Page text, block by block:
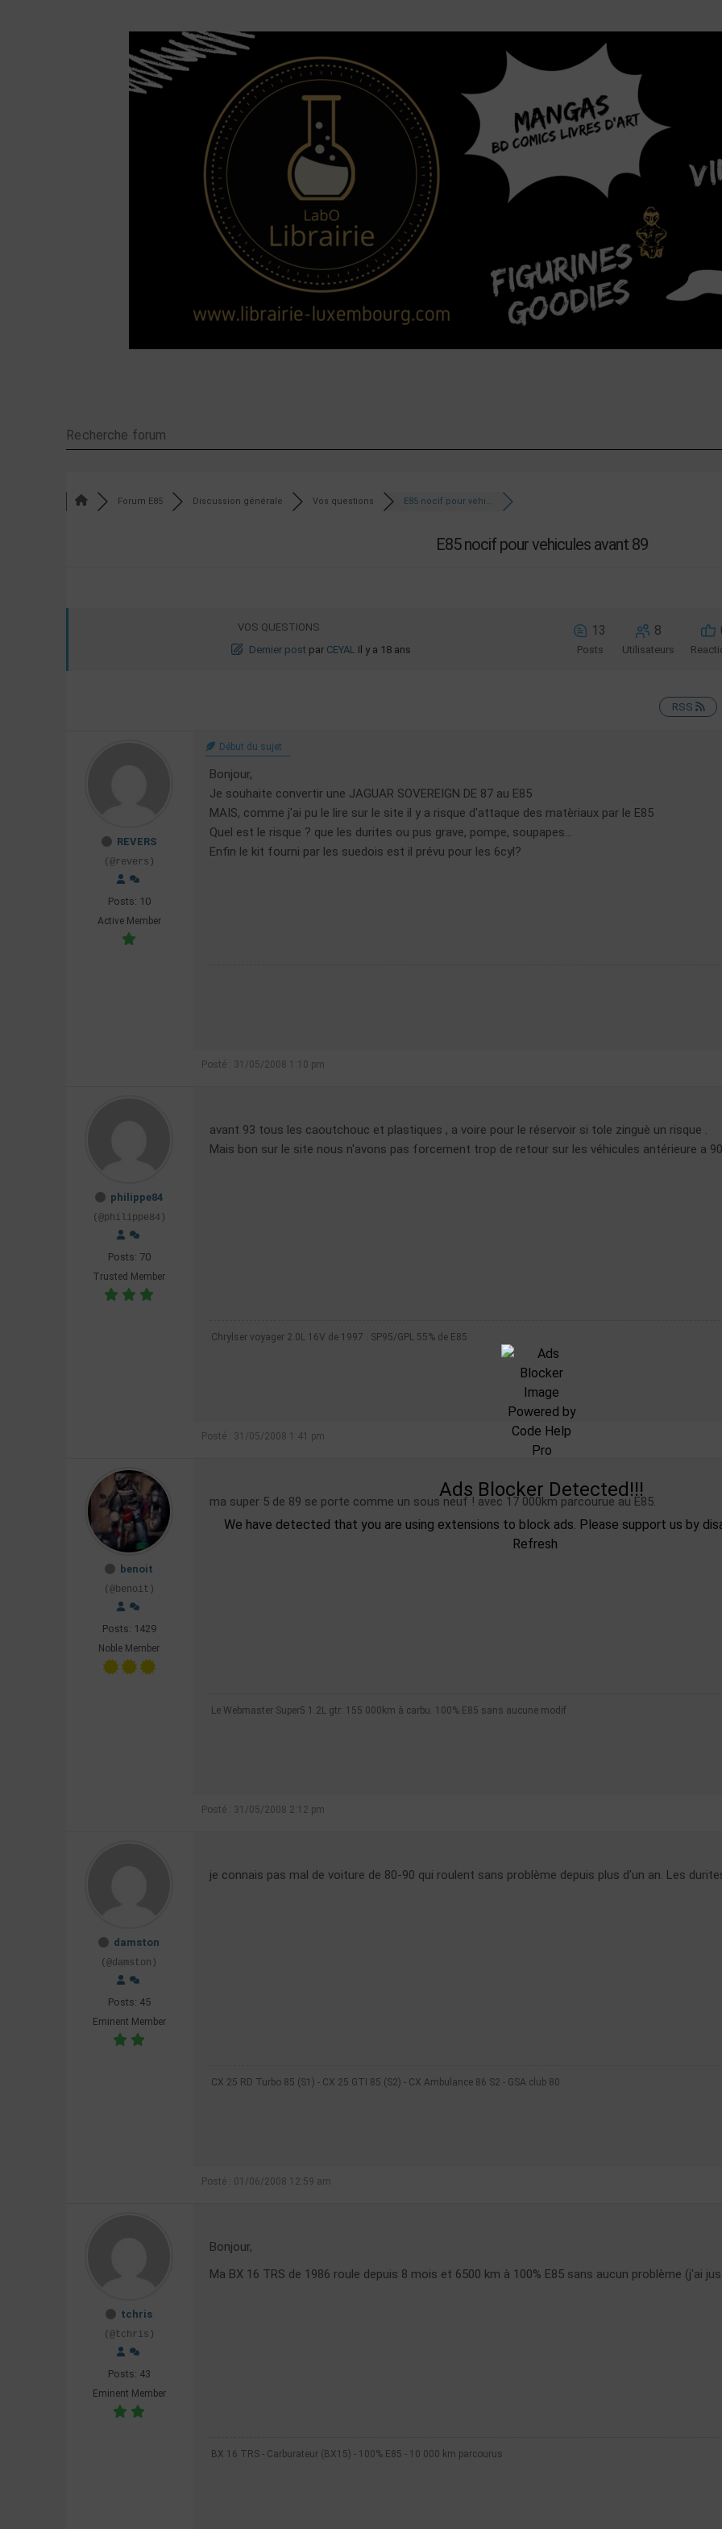
Forum E85 Discussion générale Vos questions E85 nocif pour vehi...
E85 nocif pour vehicules avant 89
VOS QUESTIONS
Dernier post par CEYAL Il y a 18 ans
13
Posts
8
Utilisateurs
RSS
REVERS
(@revers)
Posts: 10
Active Member
Début du sujet
Bonjour,
Je souhaite convertir une JAGUAR SOVEREIGN DE 87 au E85
MAIS, comme j'ai pu le lire sur le site il y a risque d'attaque des matèriaux par le E85
Quel est le risque ? que les durites ou pus grave, pompe, soupapes...
Enfin le kit fourni par les suedois est il prévu pour les 6cyl?
Posté : 31/05/2008 1:10 pm
philippe84
(@philippe84)
Posts: 70
Trusted Member
avant 93 tous les caoutchouc et plastiques , a voire pour le réservoir si tole zinguè un risque .
Mais bon sur le site nous n'avons pas forcement trop de retour sur les véhicules antérieure a
Chrylser voyager 2.0L 16V de 1997 . SP95/GPL 55% de E85
Posté : 31/05/2008 1:41 pm
benoit
(@benoit)
Posts: 1429
Noble Member
ma super 5 de 89 se porte comme un sous neuf ! avec 17 000km parcourue au E85.
Le Webmaster Super5 1.2L gtr: 155 000km à carbu. 100% E85 sans aucune modif
Posté : 31/05/2008 2:12 pm
damston
(@damston)
Posts: 45
Eminent Member
je connais pas mal de voiture de 80-90 qui roulent sans problème depuis plus d'un an. Les
CX 25 RD Turbo 85 (S1) - CX 25 GTI 85 (S2) - CX Ambulance 86 S2 - GSA club 80
Posté : 01/06/2008 12:59 am
tchris
(@tchris)
Posts: 43
Eminent Member
Bonjour,
Ma BX 16 TRS de 1986 roule depuis 8 mois et 6500 km à 100% E85 sans aucun problème (j'ai
BX 16 TRS - Carburateur (BX15) - 100% E85 - 10 000 km parcourus
Ads Blocker Detected!!!
We have detected that you are using extensions to block ads. Please support us by
Refresh